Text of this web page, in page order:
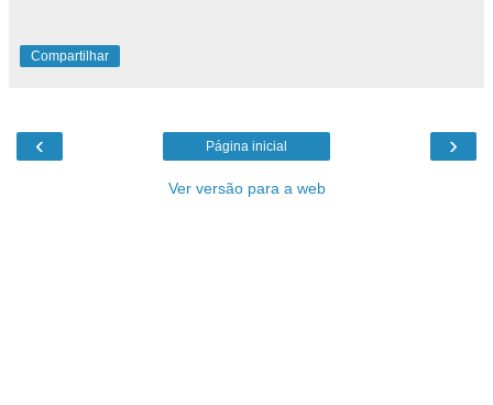
Compartilhar
‹ ›
Página inicial
Ver versão para a web